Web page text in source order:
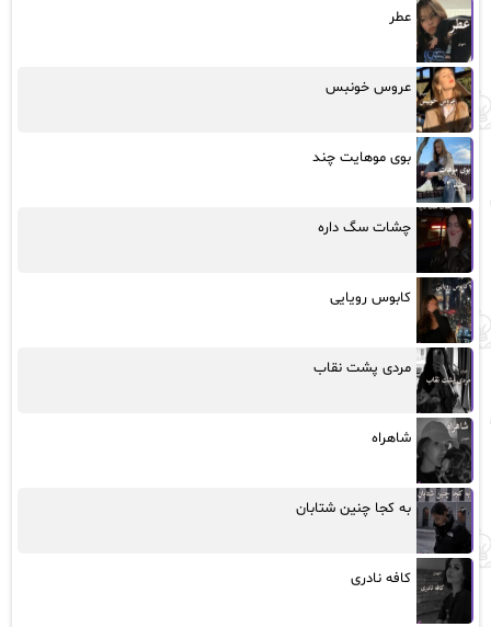
عطر
عروس خونبس
بوی موهایت چند
چشات سگ داره
کابوس رویایی
مردی پشت نقاب
شاهراه
به کجا چنین شتابان
کافه نادری